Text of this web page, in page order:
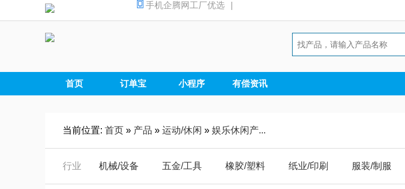
手机企腾网工厂优选 |
首页 订单宝 小程序 有偿资讯
当前位置: 首页 » 产品 » 运动/休闲 » 娱乐休闲产...
行业 机械/设备 五金/工具 橡胶/塑料 纸业/印刷 服装/制服